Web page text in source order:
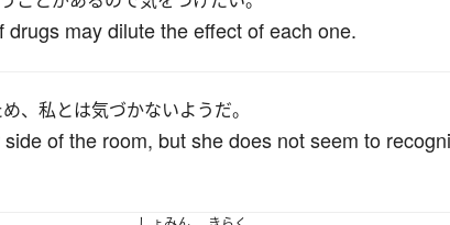
may dilute the effect of each one.
、私とは気づかないようだ。
of the room, but she does not seem to